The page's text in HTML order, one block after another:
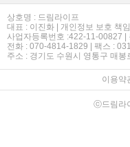
상호명 : 드림라이프
대표 : 이진화 | 개인정보 보호 책
사업자등록번호 :422-11-00827
전화 : 070-4814-1829 | 팩스 :
주소 : 경기도 수원시 영통구 매봉
이용약
ⓒ드림라